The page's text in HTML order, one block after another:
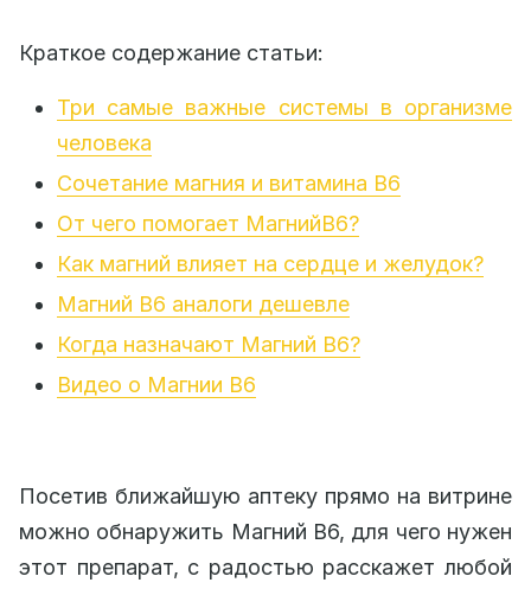
Краткое содержание статьи:
Три самые важные системы в организме
человека
Сочетание магния и витамина B6
От чего помогает МагнийB6?
Как магний влияет на сердце и желудок?
Магний B6 аналоги дешевле
Когда назначают Магний B6?
Видео о Магнии B6
Посетив ближайшую аптеку прямо на витрине
можно обнаружить Магний В6, для чего нужен
этот препарат, с радостью расскажет любой